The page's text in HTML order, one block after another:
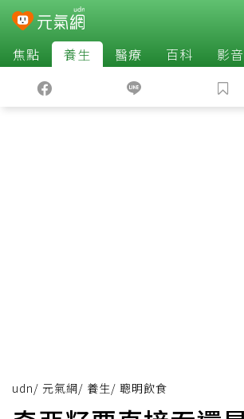
焦點 養生 醫療 百科 影音
udn/ 元氣網/ 養生/ 聰明飲食